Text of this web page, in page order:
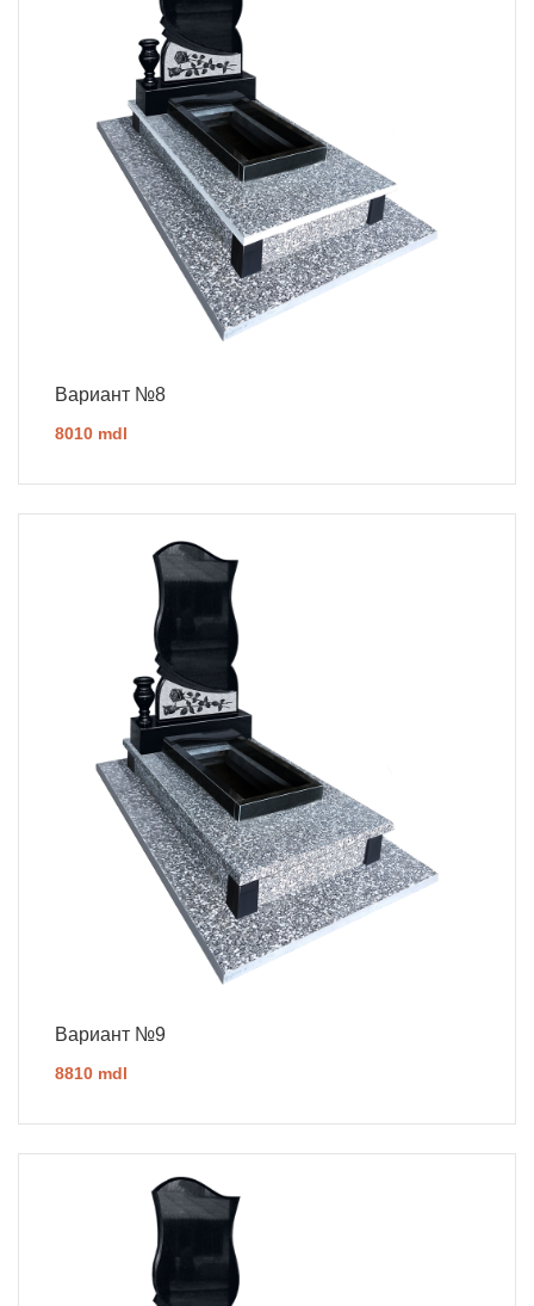
Вариант №8
8010 mdl
Вариант №9
8810 mdl